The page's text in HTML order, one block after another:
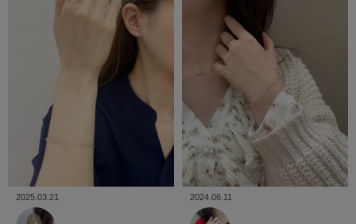
2025.03.21 2024.06.11